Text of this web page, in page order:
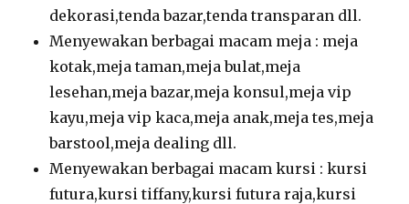
dekorasi,tenda bazar,tenda transparan dll.
Menyewakan berbagai macam meja : meja
kotak,meja taman,meja bulat,meja
lesehan,meja bazar,meja konsul,meja vip
kayu,meja vip kaca,meja anak,meja tes,meja
barstool,meja dealing dll.
Menyewakan berbagai macam kursi : kursi
futura,kursi tiffany,kursi futura raja,kursi